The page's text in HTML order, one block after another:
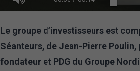
Le groupe d’investisseurs est
Séanteurs, de Jean-Pierre
fondateur et PDG du Groupe